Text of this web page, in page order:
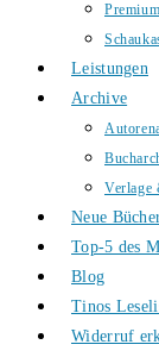
Leistungen
Archive
Verlage
Neue
Top-5 des
Blog
Tinos
Widerruf